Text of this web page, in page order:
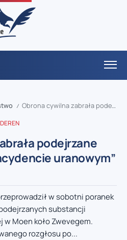
/ Obrona cywilna zabrała podejrzane substancje po „incydencie uranowym” w Moen
podejrzane
uranowym”
w sobotni poranek
substancji
Moen koło Zwevegem.
rozgłosu po...